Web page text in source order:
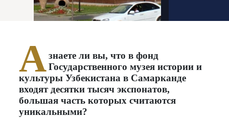
А знаете ли вы, что в фонд
Государственного музея истории и
культуры Узбекистана в Самарканде
входят десятки тысяч экспонатов,
большая часть которых считаются
уникальными?